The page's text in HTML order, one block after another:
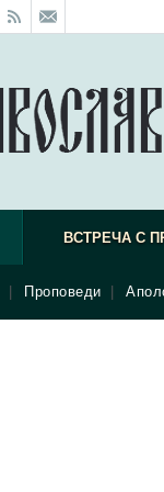
ВСТРЕЧА С
Проповеди